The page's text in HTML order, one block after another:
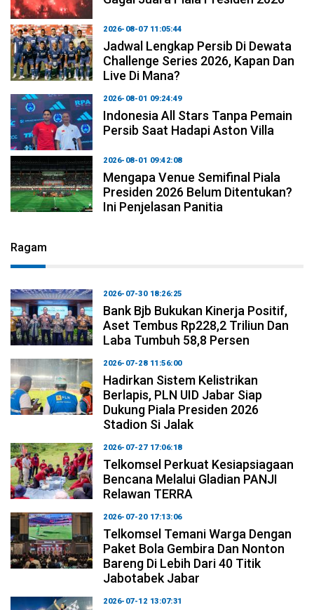
2026-08-07 11:05:44
Jadwal Lengkap Persib Di Dewata
Challenge Series 2026, Kapan Dan
Live Di Mana?
2026-08-01 09:24:49
Indonesia All Stars Tanpa Pemain
Persib Saat Hadapi Aston Villa
2026-08-01 09:42:08
Mengapa Venue Semifinal Piala
Presiden 2026 Belum Ditentukan?
Ini Penjelasan Panitia
Ragam
2026-07-30 18:26:25
Bank Bjb Bukukan Kinerja Positif,
Aset Tembus Rp228,2 Triliun Dan
Laba Tumbuh 58,8 Persen
2026-07-28 11:56:00
Hadirkan Sistem Kelistrikan
Berlapis, PLN UID Jabar Siap
Dukung Piala Presiden 2026
Stadion Si Jalak
2026-07-27 17:06:18
Telkomsel Perkuat Kesiapsiagaan
Bencana Melalui Gladian PANJI
Relawan TERRA
2026-07-20 17:13:06
Telkomsel Temani Warga Dengan
Paket Bola Gembira Dan Nonton
Bareng Di Lebih Dari 40 Titik
Jabotabek Jabar
2026-07-12 13:07:31